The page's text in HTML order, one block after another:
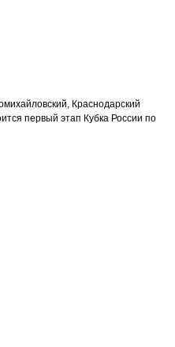
Краснодарский
первый этап Кубка России по